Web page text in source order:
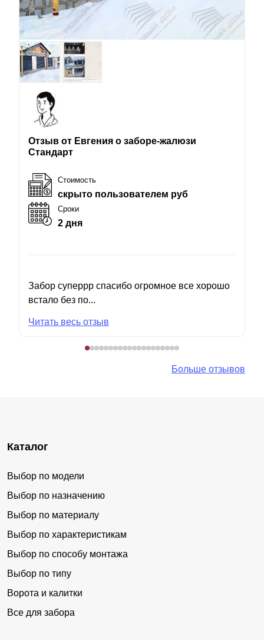
Отзыв от Евгения о заборе-жалюзи
Стандарт
Стоимость
скрыто пользователем руб
Сроки
2 дня
Забор суперрр спасибо огромное все хорошо
встало без по...
Читать весь отзыв
Больше отзывов
Каталог
Выбор по модели
Выбор по назначению
Выбор по материалу
Выбор по характеристикам
Выбор по способу монтажа
Выбор по типу
Ворота и калитки
Все для забора